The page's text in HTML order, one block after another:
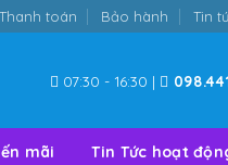
Thanh toán Bảo hành Tin
07:30 - 16:30 |
mãi Tin Tức hoạt